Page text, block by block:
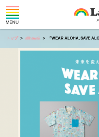
トップ allhawaii 「WEAR ALOHA, SAVE